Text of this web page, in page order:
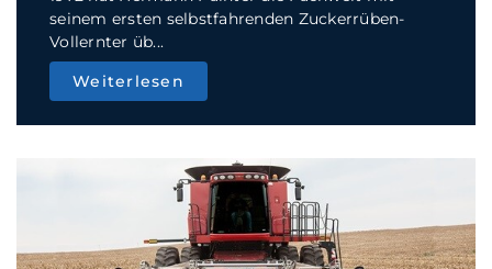
seinem ersten selbstfahrenden Zuckerrüben-
Vollernter üb...
Weiterlesen